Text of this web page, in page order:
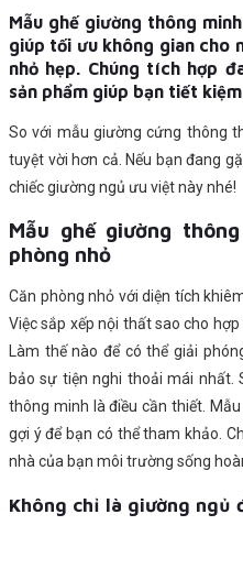
Mẫu ghế giường thông
giúp tối ưu không gian cho
nhỏ hẹp. Chúng tích hợp
sản phẩm giúp bạn tiết
So với mẫu giường cứng thông
tuyệt vời hơn cả. Nếu bạn đang
chiếc giường ngủ ưu việt này nhé!
Mẫu ghế giường
phòng nhỏ
Căn phòng nhỏ với diện tích
Việc sắp xếp nội thất sao cho
Làm thế nào để có thể giải
bảo sự tiện nghi thoải mái
thông minh là điều cần thiết.
gợi ý để bạn có thể tham khảo.
nhà của bạn môi trường sống
Không chỉ là giường ngủ